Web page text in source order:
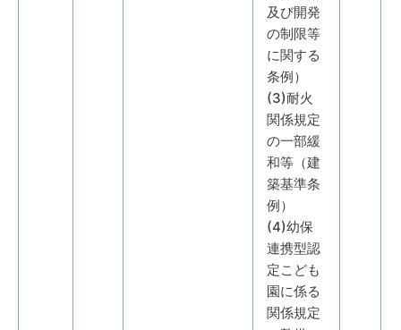
及び開発
の制限等
に関する
条例）
(3)耐火
関係規定
の一部緩
和等（建
築基準条
例）
(4)幼保
連携型認
定こども
園に係る
関係規定